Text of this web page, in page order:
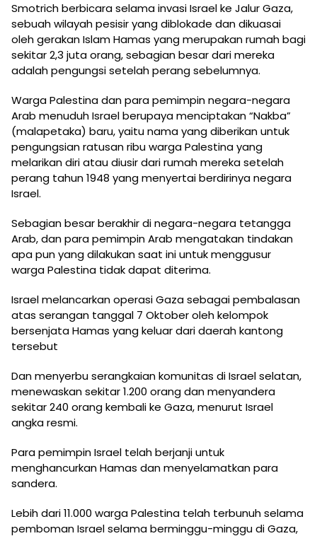
Smotrich berbicara selama invasi Israel ke Jalur Gaza,
sebuah wilayah pesisir yang diblokade dan dikuasai
oleh gerakan Islam Hamas yang merupakan rumah bagi
sekitar 2,3 juta orang, sebagian besar dari mereka
adalah pengungsi setelah perang sebelumnya.
Warga Palestina dan para pemimpin negara-negara
Arab menuduh Israel berupaya menciptakan “Nakba”
(malapetaka) baru, yaitu nama yang diberikan untuk
pengungsian ratusan ribu warga Palestina yang
melarikan diri atau diusir dari rumah mereka setelah
perang tahun 1948 yang menyertai berdirinya negara
Israel.
Sebagian besar berakhir di negara-negara tetangga
Arab, dan para pemimpin Arab mengatakan tindakan
apa pun yang dilakukan saat ini untuk menggusur
warga Palestina tidak dapat diterima.
Israel melancarkan operasi Gaza sebagai pembalasan
atas serangan tanggal 7 Oktober oleh kelompok
bersenjata Hamas yang keluar dari daerah kantong
tersebut
Dan menyerbu serangkaian komunitas di Israel selatan,
menewaskan sekitar 1.200 orang dan menyandera
sekitar 240 orang kembali ke Gaza, menurut Israel
angka resmi.
Para pemimpin Israel telah berjanji untuk
menghancurkan Hamas dan menyelamatkan para
sandera.
Lebih dari 11.000 warga Palestina telah terbunuh selama
pemboman Israel selama berminggu-minggu di Gaza,